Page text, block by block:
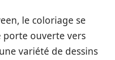
le coloriage se
porte ouverte vers
variété de dessins